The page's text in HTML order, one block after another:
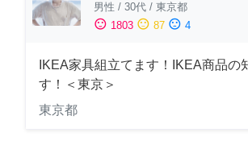
男性 / 30代 / 東京都
sentiment_satisfied 1803 sentiment_neutral 87 sentiment_dissatisfied 4
IKEA家具組立てます！IKEA商品の
す！＜東京＞
東京都